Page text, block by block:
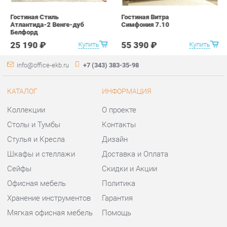
КАТАЛОГ
Коллекции
Столы и Тумбы
Стулья и Кресла
Шкафы и стеллажи
Сейфы
Мягкая офисная мебель
ИНФОРМАЦИЯ
Контакты
Дизайн
Доставка и Оплата
Скидки и Акции
Гарантия
ГОРОДА
Весь мир
Екатеринбург
КОНТАКТЫ
Шоурум и склад самовывоза
Адрес: г.Екатеринбург,
Уральских рабочих, 54
Телефон: +7 (343) 383-35-98